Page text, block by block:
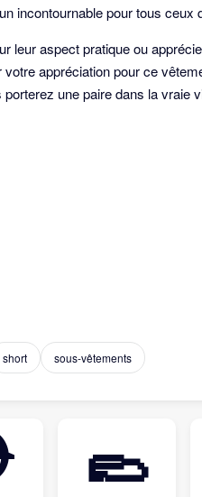
incontournable pour tous ceux
leur aspect pratique ou
appréciation pour ce
une paire dans la vraie
short sous-vêtements
🥿